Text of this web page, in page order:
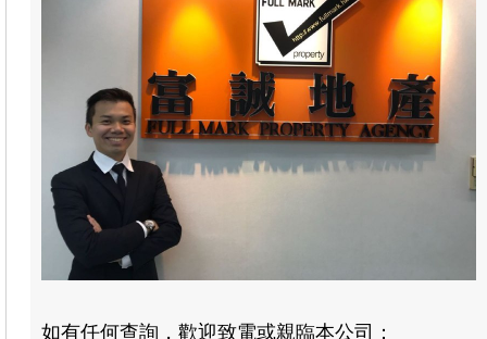
如有任何查詢，歡迎致電或親臨本公司：